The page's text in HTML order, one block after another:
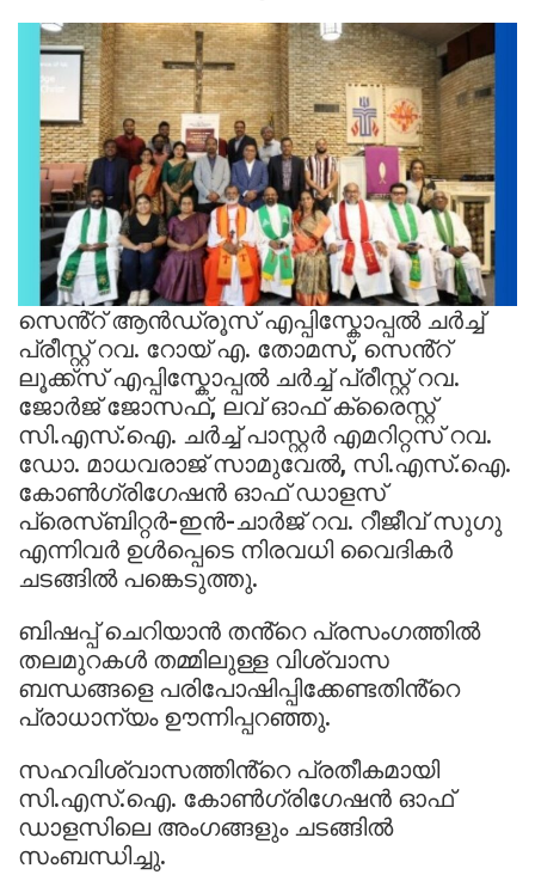
സെൻ്റ് ആൻഡ്രൂസ് എപ്പിസ്കോപ്പൽ ചർച്ച്
പ്രീസ്റ്റ് റവ. റോയ് എ. തോമസ്, സെൻ്റ്
ലൂക്ക്സ് എപ്പിസ്കോപ്പൽ ചർച്ച് പ്രീസ്റ്റ് റവ.
ജോർജ് ജോസഫ്, ലവ് ഓഫ് ക്രൈസ്റ്റ്
സി.എസ്.ഐ. ചർച്ച് പാസ്റ്റർ എമറിറ്റസ് റവ.
ഡോ. മാധവരാജ് സാമുവേൽ, സി.എസ്.ഐ.
കോൺഗ്രിഗേഷൻ ഓഫ് ഡാളസ്
പ്രെസ്ബിറ്റർ-ഇൻ-ചാർജ് റവ. റീജീവ് സുഗു
എന്നിവർ ഉൾപ്പെടെ നിരവധി വൈദികർ
ചടങ്ങിൽ പങ്കെടുത്തു.
ബിഷപ്പ് ചെറിയാൻ തൻ്റെ പ്രസംഗത്തിൽ
തലമുറകൾ തമ്മിലുള്ള വിശ്വാസ
ബന്ധങ്ങളെ പരിപോഷിപ്പിക്കേണ്ടതിൻ്റെ
പ്രാധാന്യം ഊന്നിപ്പറഞ്ഞു.
സഹവിശ്വാസത്തിൻ്റെ പ്രതീകമായി
സി.എസ്.ഐ. കോൺഗ്രിഗേഷൻ ഓഫ്
ഡാളസിലെ അംഗങ്ങളും ചടങ്ങിൽ
സംബന്ധിച്ചു.